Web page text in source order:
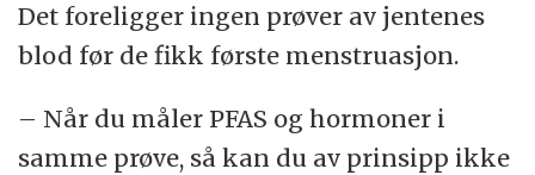
Det foreligger ingen prøver av jentenes
blod før de fikk første menstruasjon.
– Når du måler PFAS og hormoner i
samme prøve, så kan du av prinsipp ikke